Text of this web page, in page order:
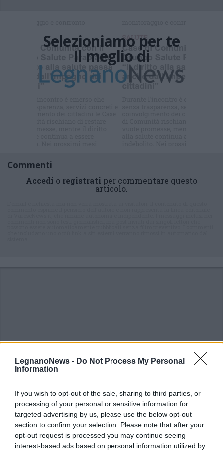
LegnanoNews - Do Not Process My Personal
Information
If you wish to opt-out of the sale, sharing to third parties, or
processing of your personal or sensitive information for
targeted advertising by us, please use the below opt-out
section to confirm your selection. Please note that after your
opt-out request is processed you may continue seeing
interest-based ads based on personal information utilized by
Selezioniamo per te
Il meglio di
Commenti
Accedi o registrati per commentare questo
articolo.
ALTRE NOTIZIE DI CASTELLANZA